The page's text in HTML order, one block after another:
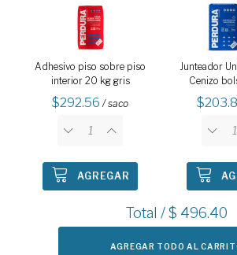
Adhesivo piso sobre piso
interior 20 kg gris
292.56 / saco
AGREGAR
Junteador
Cenizo
Total / $ 496.40
AGREGAR TODO AL